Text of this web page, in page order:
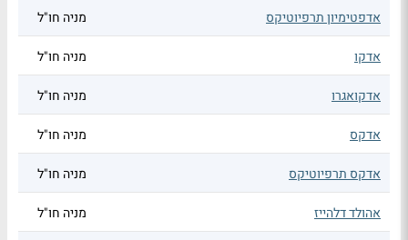
אדפטימיון תרפיוטיקס
מניה חו"ל
אדקו מניה חו"ל
אדקואגרו מניה חו"ל
אדקס מניה חו"ל
אדקס תרפיוטיקס מניה חו"ל
אהולד דלהייז מניה חו"ל